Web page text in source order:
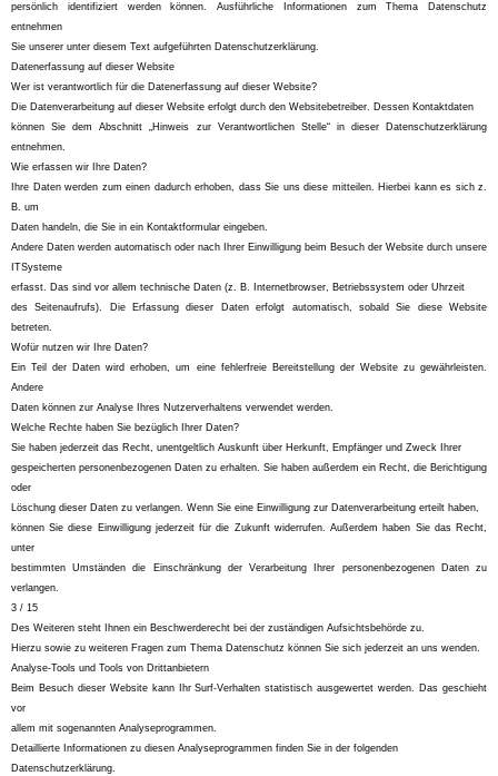
persönlich identifiziert werden können. Ausführliche Informationen zum Thema Datenschutz
entnehmen
Sie unserer unter diesem Text aufgeführten Datenschutzerklärung.
Datenerfassung auf dieser Website
Wer ist verantwortlich für die Datenerfassung auf dieser Website?
Die Datenverarbeitung auf dieser Website erfolgt durch den Websitebetreiber. Dessen Kontaktdaten
können Sie dem Abschnitt „Hinweis zur Verantwortlichen Stelle“ in dieser Datenschutzerklärung
entnehmen.
Wie erfassen wir Ihre Daten?
Ihre Daten werden zum einen dadurch erhoben, dass Sie uns diese mitteilen. Hierbei kann es sich z.
B. um
Daten handeln, die Sie in ein Kontaktformular eingeben.
Andere Daten werden automatisch oder nach Ihrer Einwilligung beim Besuch der Website durch unsere
ITSysteme
erfasst. Das sind vor allem technische Daten (z. B. Internetbrowser, Betriebssystem oder Uhrzeit
des Seitenaufrufs). Die Erfassung dieser Daten erfolgt automatisch, sobald Sie diese Website
betreten.
Wofür nutzen wir Ihre Daten?
Ein Teil der Daten wird erhoben, um eine fehlerfreie Bereitstellung der Website zu gewährleisten.
Andere
Daten können zur Analyse Ihres Nutzerverhaltens verwendet werden.
Welche Rechte haben Sie bezüglich Ihrer Daten?
Sie haben jederzeit das Recht, unentgeltlich Auskunft über Herkunft, Empfänger und Zweck Ihrer
gespeicherten personenbezogenen Daten zu erhalten. Sie haben außerdem ein Recht, die Berichtigung
oder
Löschung dieser Daten zu verlangen. Wenn Sie eine Einwilligung zur Datenverarbeitung erteilt haben,
können Sie diese Einwilligung jederzeit für die Zukunft widerrufen. Außerdem haben Sie das Recht,
unter
bestimmten Umständen die Einschränkung der Verarbeitung Ihrer personenbezogenen Daten zu
verlangen.
3 / 15
Des Weiteren steht Ihnen ein Beschwerderecht bei der zuständigen Aufsichtsbehörde zu.
Hierzu sowie zu weiteren Fragen zum Thema Datenschutz können Sie sich jederzeit an uns wenden.
Analyse-Tools und Tools von Drittanbietern
Beim Besuch dieser Website kann Ihr Surf-Verhalten statistisch ausgewertet werden. Das geschieht
vor
allem mit sogenannten Analyseprogrammen.
Detaillierte Informationen zu diesen Analyseprogrammen finden Sie in der folgenden
Datenschutzerklärung.